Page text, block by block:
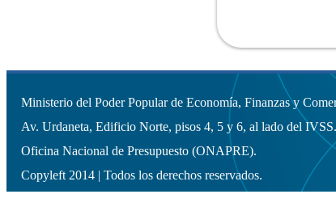
Ministerio del Poder Popular de Economía, Finanzas y
Av. Urdaneta, Edificio Norte, pisos 4, 5 y 6, al lado del
Oficina Nacional de Presupuesto (ONAPRE).
Copyleft 2014 | Todos los